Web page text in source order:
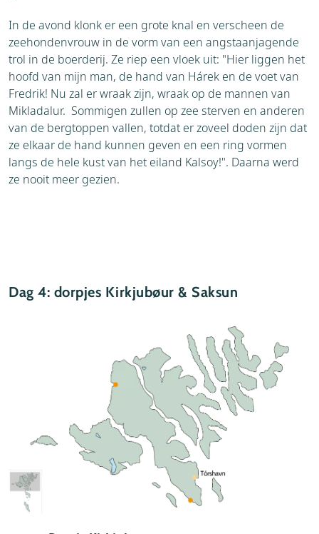
Instagram
In de avond klonk er een grote knal en verscheen de
zeehondenvrouw in de vorm van een angstaanjagende
trol in de boerderij. Ze riep een vloek uit: "Hier liggen het
hoofd van mijn man, de hand van Hárek en de voet van
Fredrik! Nu zal er wraak zijn, wraak op de mannen van
Mikladalur. Sommigen zullen op zee sterven en anderen
van de bergtoppen vallen, totdat er zoveel doden zijn dat
ze elkaar de hand kunnen geven en een ring vormen
langs de hele kust van het eiland Kalsoy!". Daarna werd
ze nooit meer gezien.
Dag 4: dorpjes Kirkjubøur & Saksun